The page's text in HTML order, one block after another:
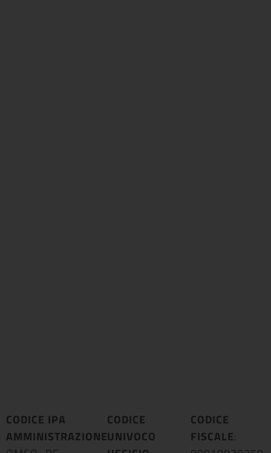
CODICE IPA
AMMINISTRAZIONE:
CODICE
UNIVOCO
CODICE
FISCALE: